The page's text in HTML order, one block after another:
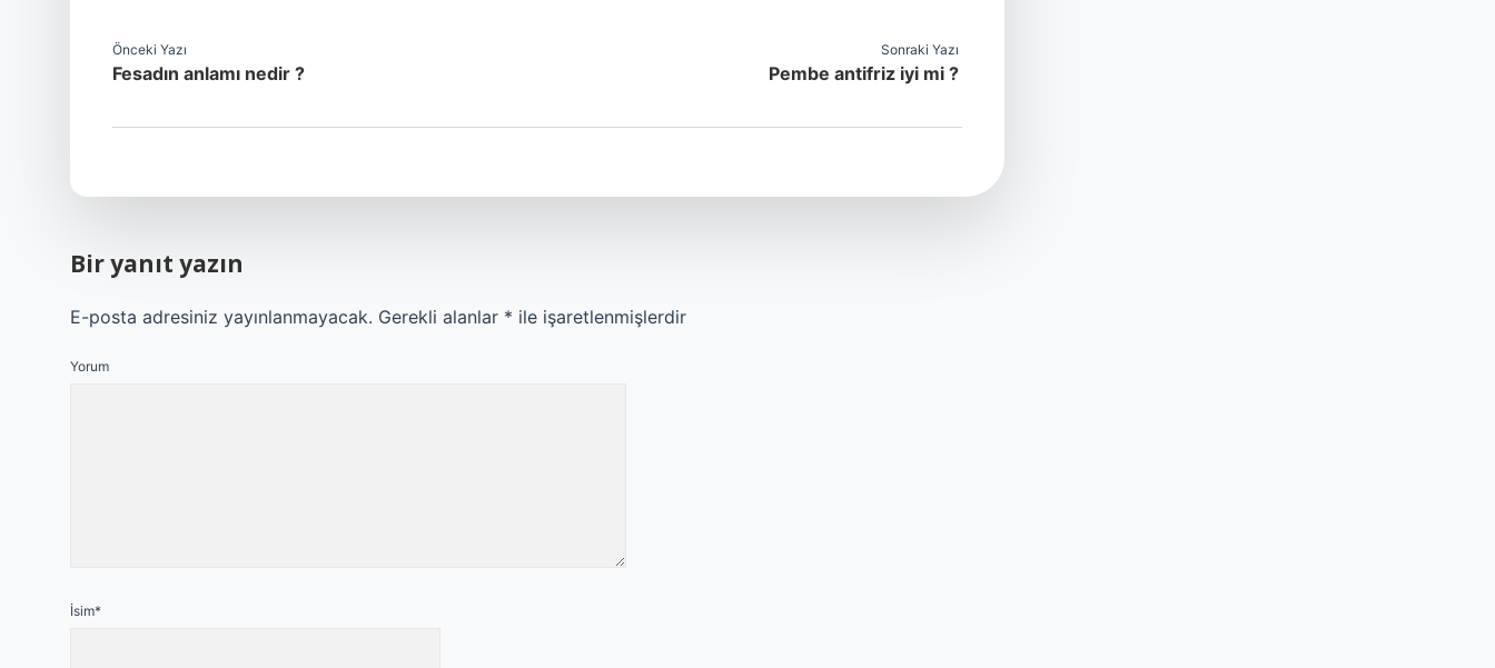
Önceki Yazı
Fesadın anlamı nedir ?
Sonraki Yazı
Pembe antifriz iyi mi ?
Bir yanıt yazın
E-posta adresiniz yayınlanmayacak. Gerekli alanlar * ile işaretlenmişlerdir
Yorum
İsim*